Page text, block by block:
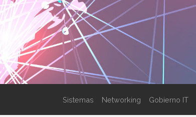
Sistemas Networking Gobierno IT